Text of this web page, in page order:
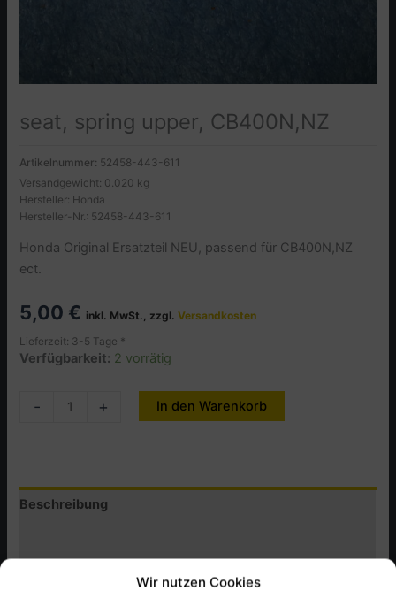
Wir nutzen Cookies
seat, spring upper, CB400N,NZ
Artikelnummer: 52458-443-611
Versandgewicht: 0.020 kg
Hersteller: Honda
Hersteller-Nr.: 52458-443-611
Honda Original Ersatzteil NEU, passend für CB400N,NZ
ect.
5,00 € inkl. MwSt., zzgl.Versandkosten
Lieferzeit: 3-5 Tage *
Verfügbarkeit: 2 vorrätig
-
Menge
+ In den Warenkorb
Beschreibung